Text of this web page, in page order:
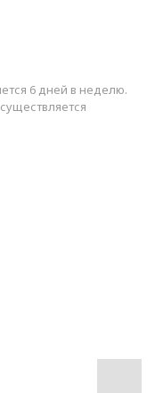
6 дней в неделю.